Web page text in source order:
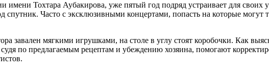
Тохтара Аубакирова, уже пятый год подряд устраивает для своих
Часто с эксклюзивными концертами, попасть на которые могут
завален мягкими игрушками, на столе в углу стоят коробочки. Как
по предлагаемым рецептам и убеждению хозяина, помогают